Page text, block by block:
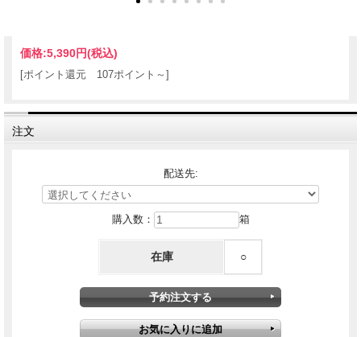
価格:5,390円(税込)
[ポイント還元 107ポイント～]
注文
配送先:
購入数： 箱
在庫 ○